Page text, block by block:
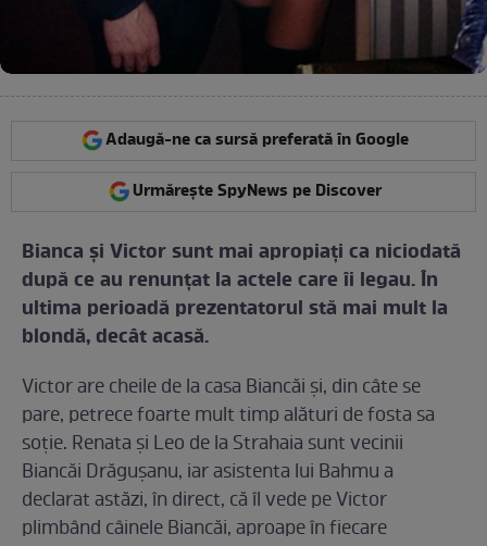
Adaugă-ne ca sursă preferată în Google
Urmărește SpyNews pe Discover
Bianca şi Victor sunt mai apropiaţi ca niciodată
după ce au renunţat la actele care îi legau. În
ultima perioadă prezentatorul stă mai mult la
blondă, decât acasă.
Victor are cheile de la casa Biancăi şi, din câte se
pare, petrece foarte mult timp alături de fosta sa
soţie. Renata şi Leo de la Strahaia sunt vecinii
Biancăi Drăguşanu, iar asistenta lui Bahmu a
declarat astăzi, în direct, că îl vede pe Victor
plimbând câinele Biancăi, aproape în fiecare